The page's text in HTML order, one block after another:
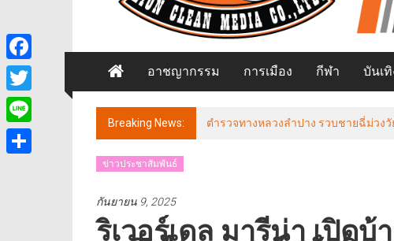
อาชญากรรม การเมือง กีฬา บันเทิ
Breaking News: ตำรวจทางหลวงลำปาง รวบชายฉี่ม่วง
ข่าวประชาสัมพันธ์
กันยายน 9, 2025
ริเวอร์เดล มารีน่า เปิด
Facebook
Twitter
Line